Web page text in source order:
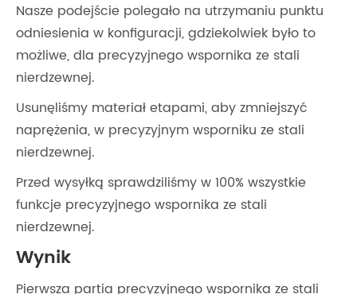
Nasze podejście polegało na utrzymaniu punktu
odniesienia w konfiguracji, gdziekolwiek było to
możliwe, dla precyzyjnego wspornika ze stali
nierdzewnej.
Usunęliśmy materiał etapami, aby zmniejszyć
naprężenia, w precyzyjnym wsporniku ze stali
nierdzewnej.
Przed wysyłką sprawdziliśmy w 100% wszystkie
funkcje precyzyjnego wspornika ze stali
nierdzewnej.
Wynik
Pierwsza partia precyzyjnego wspornika ze stali